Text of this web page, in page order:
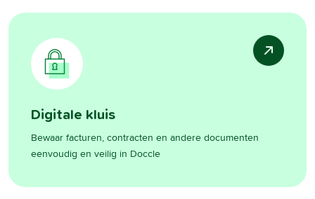
Digitale kluis
Bewaar facturen, contracten en andere documenten
eenvoudig en veilig in Doccle